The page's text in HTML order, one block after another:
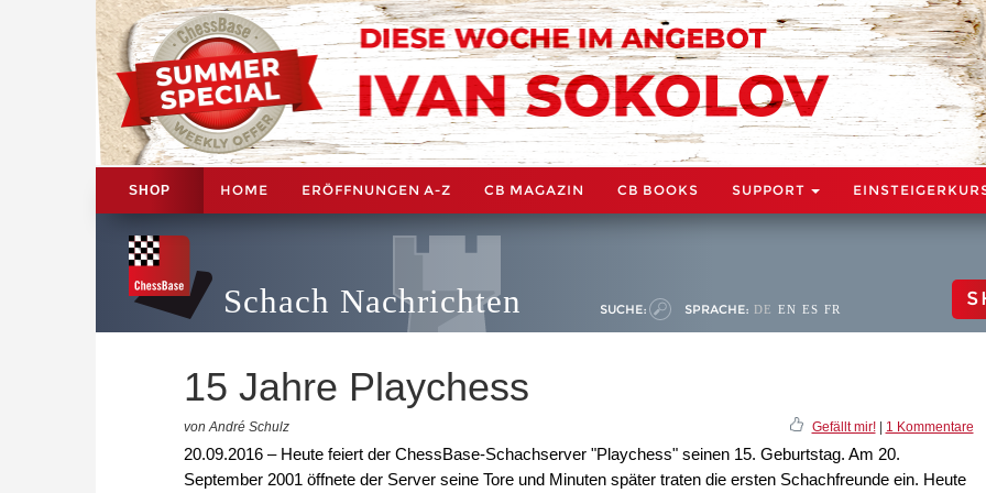
SHOP HOME ERÖFFNUNGEN A-Z CB MAGAZIN CB BOOKS SUPPORT
Schach Nachrichten SUCHE: SPRACHE: DE EN ES FR
15 Jahre Playchess
von André Schulz Gefällt mir!| 1 Kommentare
20.09.2016 – Heute feiert der ChessBase-Schachserver "Playchess" seinen 15. Geburtstag. Am 20.
September 2001 öffnete der Server seine Tore und Minuten später traten die ersten Schachfreunde ein. Heute